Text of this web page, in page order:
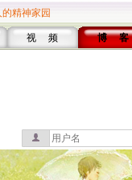
精神家园
视 频 博 客